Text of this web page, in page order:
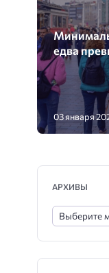
едва
03 января
АРХИВЫ